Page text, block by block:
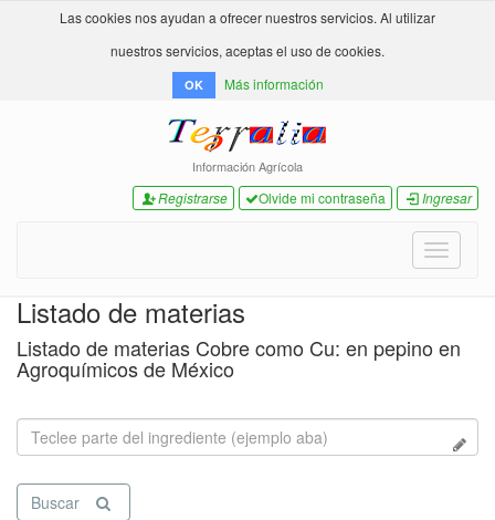
Las cookies nos ayudan a ofrecer nuestros servicios. Al utilizar
nuestros servicios, aceptas el uso de cookies.
OK Más información
Información Agrícola
Registrarse Olvide mi contraseña Ingresar
Toggle
Listado de materias
Listado de materias Cobre como Cu: en pepino en
Agroquímicos de México
Buscar